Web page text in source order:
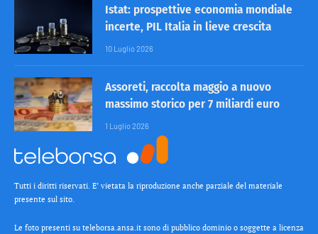
Istat: prospettive economia mondiale
incerte, PIL Italia in lieve crescita
10 Luglio 2026
Assoreti, raccolta maggio a nuovo
massimo storico per 7 miliardi euro
1 Luglio 2026
Tutti i diritti riservati. E’ vietata la riproduzione anche parziale del materiale
presente sul sito.
Le foto presenti su teleborsa.ansa.it sono di pubblico dominio o soggette a licenza